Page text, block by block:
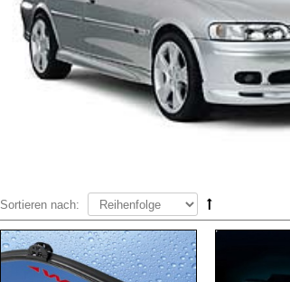
Sortieren nach: